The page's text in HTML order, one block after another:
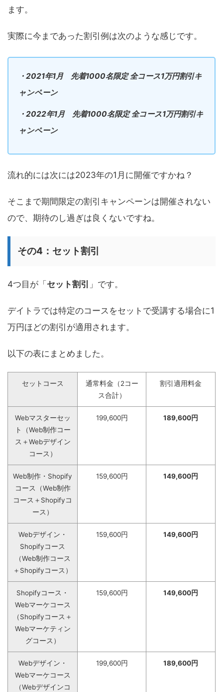
ます。
実際に今まであった割引例は次のような感じです。
・2021年1月 先着1000名限定 全コース1万円割引キ
ャンペーン
・2022年1月 先着1000名限定 全コース1万円割引キ
ャンペーン
流れ的には次には2023年の1月に開催ですかね？
そこまで期間限定の割引キャンペーンは開催されない
ので、期待のし過ぎは良くないですね。
その4：セット割引
4つ目が「セット割引 」です。
デイトラでは特定のコースをセットで受講する場合に1
万円ほどの割引が適用されます。
以下の表にまとめました。
セットコース
通常料金（2コー
ス合計）
割引適用料金
Webマスターセッ
ト（Web制作コー
ス＋Webデザイン
コース）
199,600円 189,600円
Web制作・Shopify
コース（Web制作
コース＋Shopifyコ
ース）
159,600円 149,600円
Webデザイン・
Shopifyコース
（Web制作コース
＋Shopifyコース）
159,600円 149,600円
Shopifyコース・
Webマーケコース
（Shopifyコース＋
Webマーケティン
グコース）
159,600円 149,600円
Webデザイン・
Webマーケコース
（Webデザインコ
199,600円 189,600円